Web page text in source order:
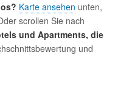
Karte ansehen unten,
scrollen Sie nach
und Apartments, die
und